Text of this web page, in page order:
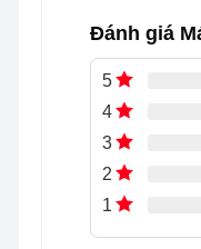
Đánh giá
5
4
3
2
1